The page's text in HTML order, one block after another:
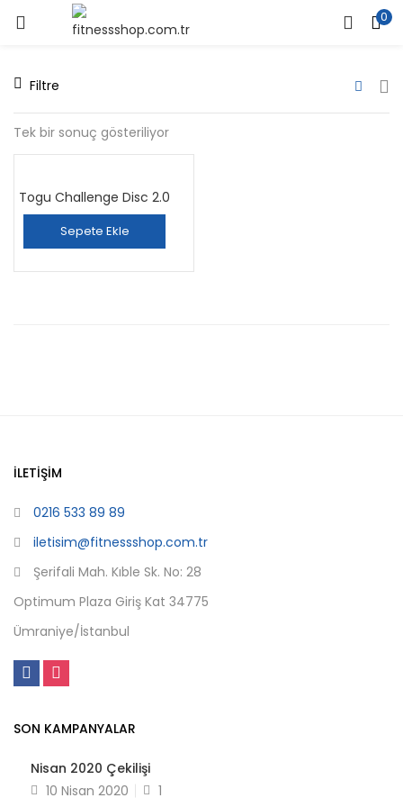
0
Filtre
Tek bir sonuç gösteriliyor
Togu Challenge Disc 2.0
Sepete Ekle
İLETIŞIM
0216 533 89 89
iletisim@fitnessshop.com.tr
Şerifali Mah. Kıble Sk. No: 28
Optimum Plaza Giriş Kat 34775
Ümraniye/İstanbul
SON KAMPANYALAR
Nisan 2020 Çekilişi
10 Nisan 2020
1